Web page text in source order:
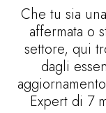
Che tu sia
affermata o
settore, qui
dagli
Expert di 7